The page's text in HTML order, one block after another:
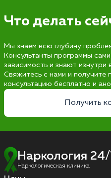
Что делать
Мы знаем всю глубину
Консультанты программы
зависимость и знают изнутри
Свяжитесь с нами и получите
консультацию бесплатно и
Получить
Наркология
Наркологическая клиника